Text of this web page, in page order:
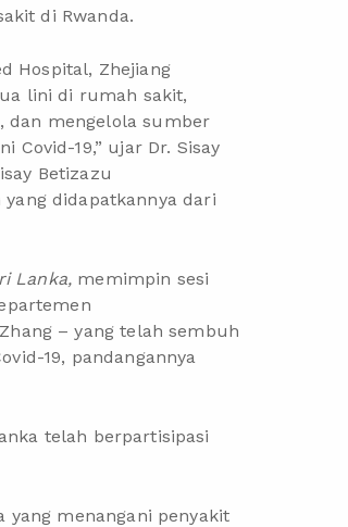
di Rwanda.
Hospital, Zhejiang
lini di rumah sakit,
dan mengelola sumber
19,” ujar Dr. Sisay
Betizazu
didapatkannya dari
Lanka, memimpin sesi
– yang telah sembuh
19, pandangannya
telah berpartisipasi
yang menangani penyakit